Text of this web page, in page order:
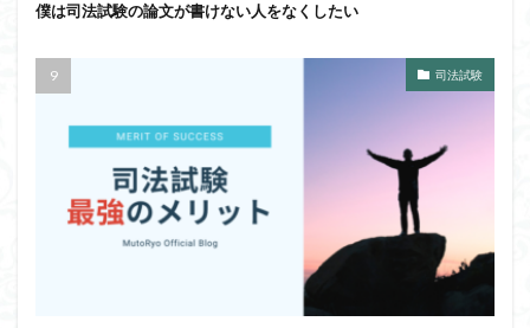
僕は司法試験の論文が書けない人をなくしたい
司法試験